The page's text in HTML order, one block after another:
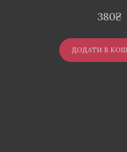
380₴
ДОДАТИ В